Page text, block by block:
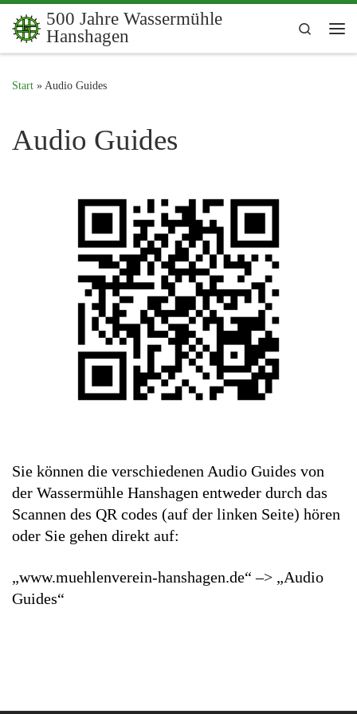
Zum Inhalt springen
500 Jahre Wassermühle
Hanshagen
Search
Start » Audio Guides
Audio Guides
Sie können die verschiedenen Audio Guides von
der Wassermühle Hanshagen entweder durch das
Scannen des QR codes (auf der linken Seite) hören
oder Sie gehen direkt auf:
„www.muehlenverein-hanshagen.de“ –> „Audio
Guides“